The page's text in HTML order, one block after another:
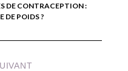
DE CONTRACEPTION :
DE POIDS ?